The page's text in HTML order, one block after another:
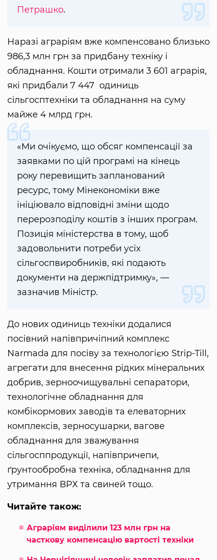
Петрашко.
Наразі аграріям вже компенсовано близько
986,3 млн грн за придбану техніку і
обладнання. Кошти отримали 3 601 аграрія,
які придбали 7 447 одиниць
сільгосптехніки та обладнання на суму
майже 4 млрд грн.
«Ми очікуємо, що обсяг компенсації за
заявками по цій програмі на кінець
року перевищить запланований
ресурс, тому Мінекономіки вже
ініціювало відповідні зміни щодо
перерозподілу коштів з інших програм.
Позиція міністерства в тому, щоб
задовольнити потреби усіх
сільгоспвиробників, які подають
документи на держпідтримку», —
зазначив Міністр.
До нових одиниць техніки додалися
посівний напівпричіпний комплекс
Narmada для посіву за технологією Strip-Till,
агрегати для внесення рідких мінеральних
добрив, зерноочищувальні сепаратори,
технологічне обладнання для
комбікормових заводів та елеваторних
комплексів, зерносушарки, вагове
обладнання для зважування
сільгосппродукції, напівпричепи,
ґрунтообробна техніка, обладнання для
утримання ВРХ та свиней тощо.
Читайте також:
Аграріям виділили 123 млн грн на
часткову компенсацію вартості техніки